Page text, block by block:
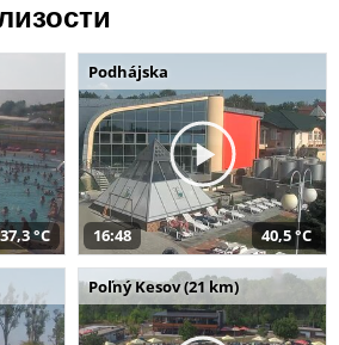
37,3 °C
Podhájska
16:48 40,5 °C
Poľný Kesov (21 km)